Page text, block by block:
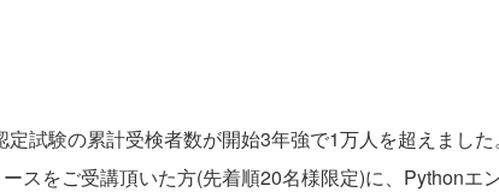
試験の累計受検者数が開始3年強で1万人を超えました
スをご受講頂いた方(先着順20名様限定)に、Pythonエ